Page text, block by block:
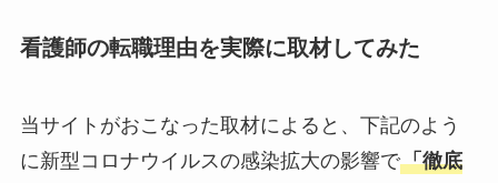
看護師の転職理由を実際に取材してみた
当サイトがおこなった取材によると、下記のよう
に新型コロナウイルスの感染拡大の影響で「徹底